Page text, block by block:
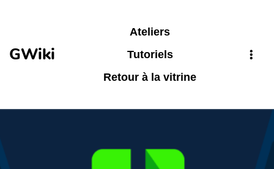
GWiki
Ateliers
Tutoriels
Retour à la vitrine